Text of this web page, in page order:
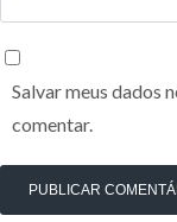
Salvar meus dados
comentar.